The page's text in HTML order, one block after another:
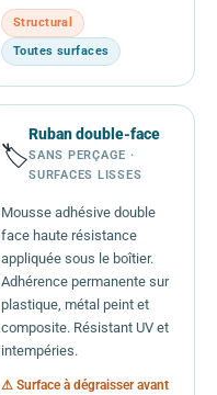
Structural
Toutes surfaces
🏷️
Ruban double-face
SANS PERÇAGE ·
SURFACES LISSES
Mousse adhésive double
face haute résistance
appliquée sous le boîtier.
Adhérence permanente sur
plastique, métal peint et
composite. Résistant UV et
intempéries.
⚠ Surface à dégraisser avant